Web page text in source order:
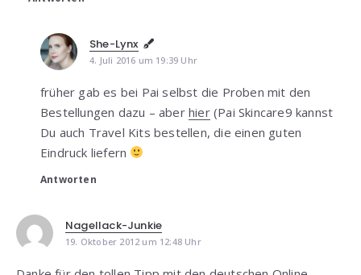
She-Lynx
4. Juli 2016 um 19:39 Uhr
früher gab es bei Pai selbst die Proben mit den
Bestellungen dazu – aber hier(Pai Skincare9 kannst
Du auch Travel Kits bestellen, die einen guten
Eindruck liefern
Antworten
Nagellack-Junkie
19. Oktober 2012 um 12:48 Uhr